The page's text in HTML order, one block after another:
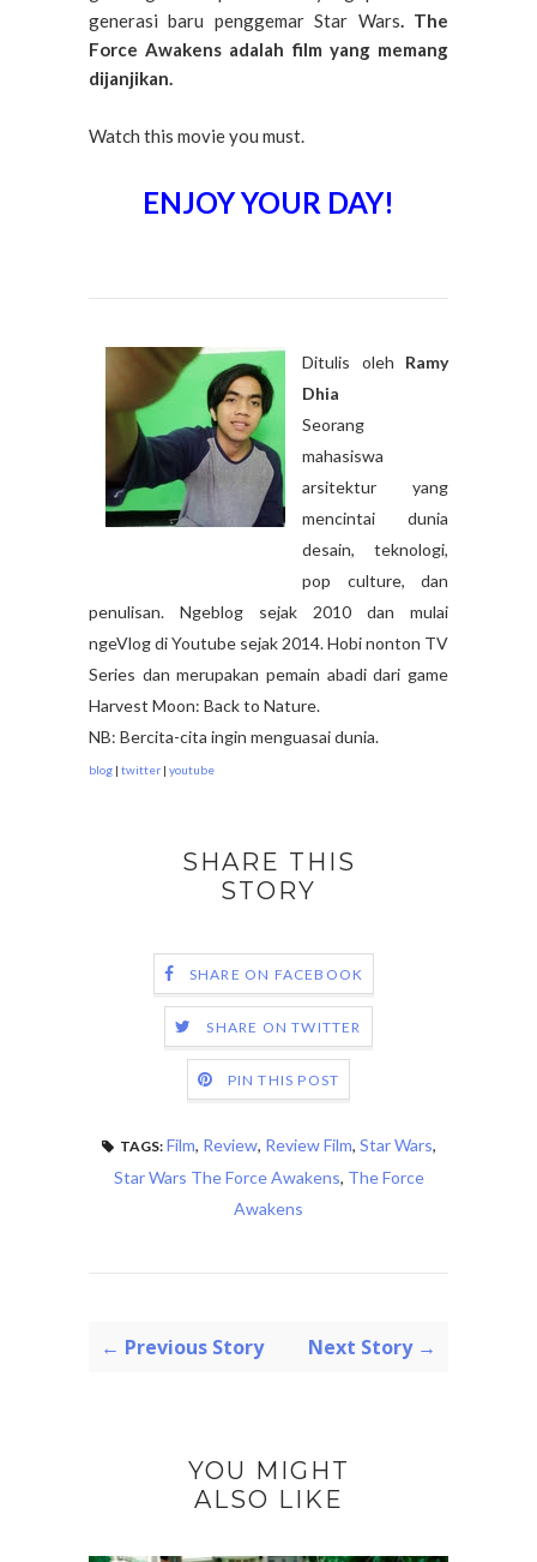
generasi baru penggemar Star Wars. The
Force Awakens adalah film yang memang
dijanjikan.
Watch this movie you must.
ENJOY YOUR DAY!
Ditulis oleh Ramy
Dhia
Seorang
mahasiswa
arsitektur yang
mencintai dunia
desain, teknologi,
pop culture, dan
penulisan. Ngeblog sejak 2010 dan mulai
ngeVlog di Youtube sejak 2014. Hobi nonton TV
Series dan merupakan pemain abadi dari game
Harvest Moon: Back to Nature.
NB: Bercita-cita ingin menguasai dunia.
blog | twitter | youtube
SHARE THIS
STORY
SHARE ON FACEBOOK
SHARE ON TWITTER
PIN THIS POST
TAGS: Film, Review, Review Film, Star Wars,
Star Wars The Force Awakens, The Force
Awakens
← Previous Story Next Story →
YOU MIGHT
ALSO LIKE